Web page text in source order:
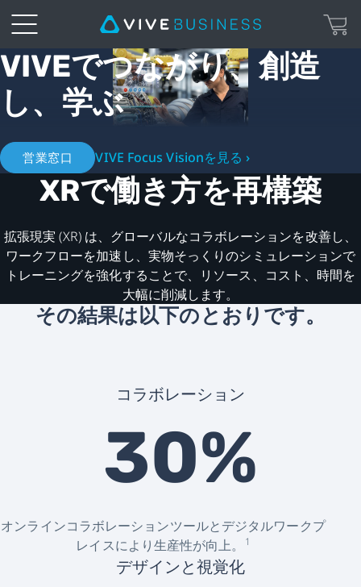
VIVE
Business
日
本
-
XR
エ
VIVEでつながり、創造
し、学ぶ
営業窓口 VIVE Focus Visionを見る ›
XRで働き方を再構築
拡張現実 (XR) は、グローバルなコラボレーションを改善し、
ワークフローを加速し、実物そっくりのシミュレーションで
トレーニングを強化することで、リソース、コスト、時間を
大幅に削減します。
その結果は以下のとおりです。
コラボレーション
30%
オンラインコラボレーションツールとデジタルワークプ
レイスにより生産性が向上。
1
デザインと視覚化